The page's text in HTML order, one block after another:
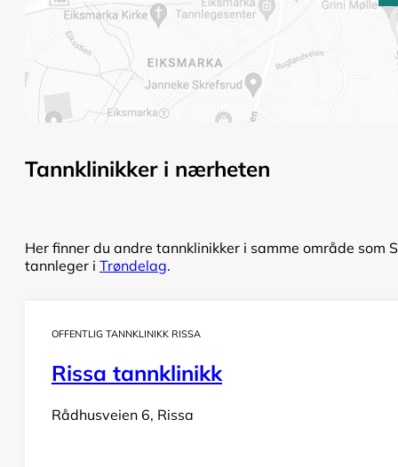
Tannklinikker i nærheten
Her finner du andre tannklinikker i samme område som
tannleger i Trøndelag.
OFFENTLIG TANNKLINIKK RISSA
Rissa tannklinikk
Rådhusveien 6, Rissa